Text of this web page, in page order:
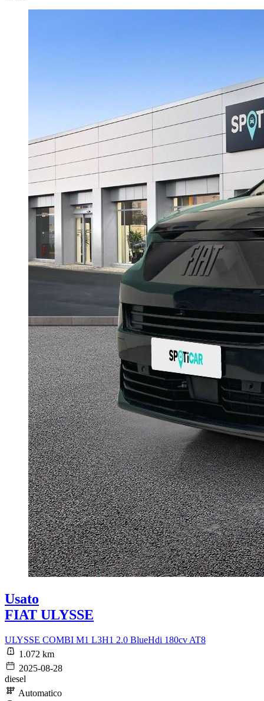
Usato
FIAT ULYSSE
ULYSSE COMBI M1 L3H1 2.0 BlueHdi 180cv AT8
1.072 km
2025-08-28
diesel
Automatico